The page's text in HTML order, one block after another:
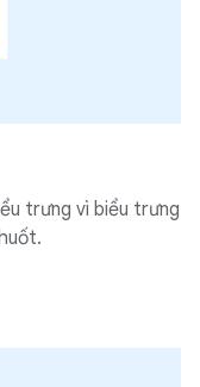
trưng vì biểu trưng